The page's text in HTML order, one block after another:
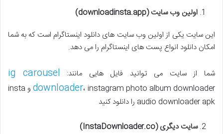
اولین وب سایت(downloadinsta.app)
این سایت یکی از اولین وب سایت های دانلود اینستاگرام است که به شما
امکان دانلود انواع پست های اینستاگرام را می دهد.
شما از سایت می توانید فایل هایی مانند: ig carousel
downloader
، instagram photo album downloader و insta
audio downloader apk را دانلود کنید
سایت دیگری(InstaDownloader.co)